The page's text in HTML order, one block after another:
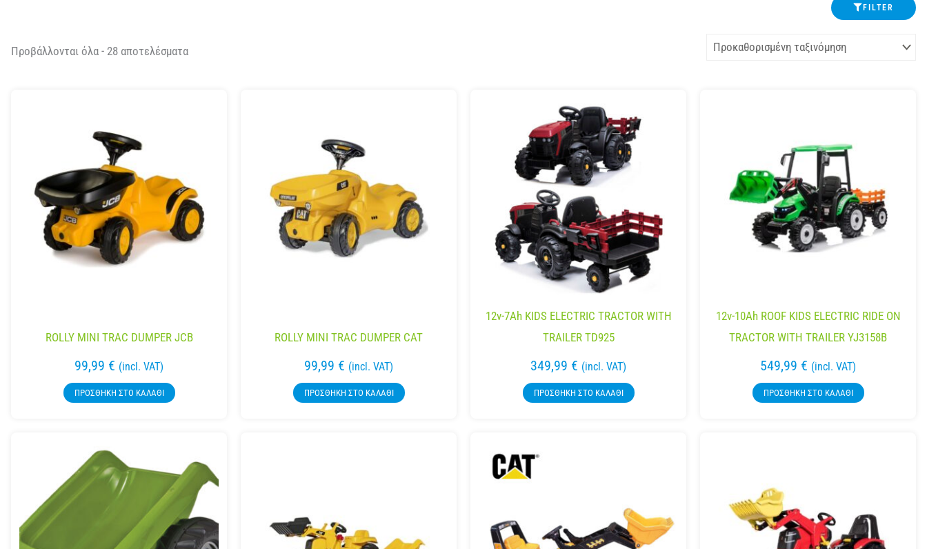
FILTER
Προβάλλονται όλα - 28 αποτελέσματα
ROLLY MINI TRAC DUMPER JCB
99,99 € (incl. VAT)
ΠΡΟΣΘΉΚΗ ΣΤΟ ΚΑΛΆΘΙ
ROLLY MINI TRAC DUMPER CAT
99,99 € (incl. VAT)
ΠΡΟΣΘΉΚΗ ΣΤΟ ΚΑΛΆΘΙ
12v-7Ah KIDS ELECTRIC TRACTOR WITH
TRAILER TD925
349,99 € (incl. VAT)
ΠΡΟΣΘΉΚΗ ΣΤΟ ΚΑΛΆΘΙ
12v-10Ah ROOF KIDS ELECTRIC RIDE ON
TRACTOR WITH TRAILER YJ3158B
549,99 € (incl. VAT)
ΠΡΟΣΘΉΚΗ ΣΤΟ ΚΑΛΆΘΙ